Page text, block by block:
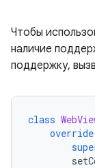
Чтобы
наличие
поддержку,
class
override